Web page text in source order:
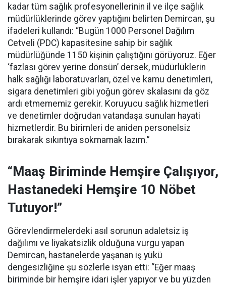
kadar tüm sağlık profesyonellerinin il ve ilçe sağlık
müdürlüklerinde görev yaptığını belirten Demircan, şu
ifadeleri kullandı: “Bugün 1000 Personel Dağılım
Cetveli (PDC) kapasitesine sahip bir sağlık
müdürlüğünde 1150 kişinin çalıştığını görüyoruz. Eğer
‘fazlası görev yerine dönsün’ dersek, müdürlüklerin
halk sağlığı laboratuvarları, özel ve kamu denetimleri,
sigara denetimleri gibi yoğun görev skalasını da göz
ardı etmememiz gerekir. Koruyucu sağlık hizmetleri
ve denetimler doğrudan vatandaşa sunulan hayati
hizmetlerdir. Bu birimleri de aniden personelsiz
bırakarak sıkıntıya sokmamak lazım.”
“Maaş Biriminde Hemşire Çalışıyor,
Hastanedeki Hemşire 10 Nöbet
Tutuyor!”
Görevlendirmelerdeki asıl sorunun adaletsiz iş
dağılımı ve liyakatsizlik olduğuna vurgu yapan
Demircan, hastanelerde yaşanan iş yükü
dengesizliğine şu sözlerle isyan etti: “Eğer maaş
biriminde bir hemşire idari işler yapıyor ve bu yüzden